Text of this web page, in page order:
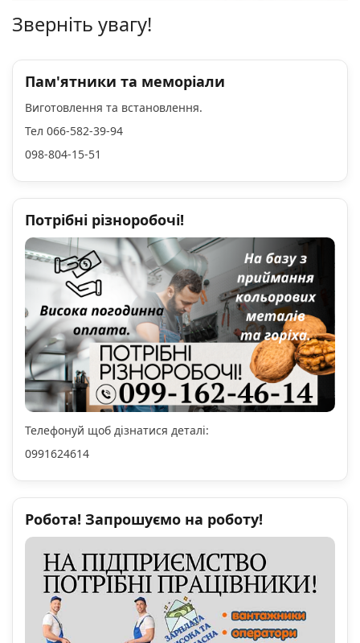
Зверніть увагу!
Пам'ятники та меморіали
Виготовлення та встановлення.
Тел 066-582-39-94
098-804-15-51
Потрібні різноробочі!
Телефонуй щоб дізнатися деталі:
0991624614
Робота! Запрошуємо на роботу!